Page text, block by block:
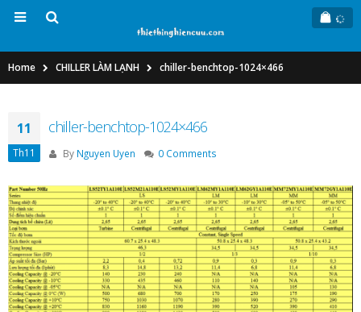
Home CHILLER LÀM LẠNH chiller-benchtop-1024×466
11
Th11
chiller-benchtop-1024×466
By Nguyen Uyen 0 Comments